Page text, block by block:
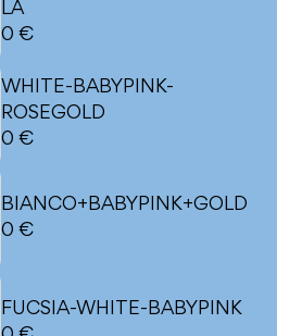
LA
0 €
WHITE-BABYPINK-
ROSEGOLD
0 €
BIANCO+BABYPINK+GOLD
0 €
FUCSIA-WHITE-BABYPINK